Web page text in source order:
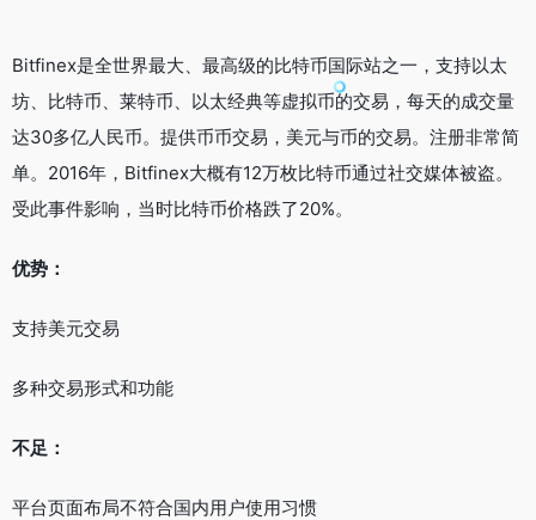
Bitfinex是全世界最大、最高级的比特币国际站之一，支持以太
坊、比特币、莱特币、以太经典等虚拟币的交易，每天的成交量
达30多亿人民币。提供币币交易，美元与币的交易。注册非常简
单。2016年，Bitfinex大概有12万枚比特币通过社交媒体被盗。
受此事件影响，当时比特币价格跌了20%。
优势：
支持美元交易
多种交易形式和功能
不足：
平台页面布局不符合国内用户使用习惯